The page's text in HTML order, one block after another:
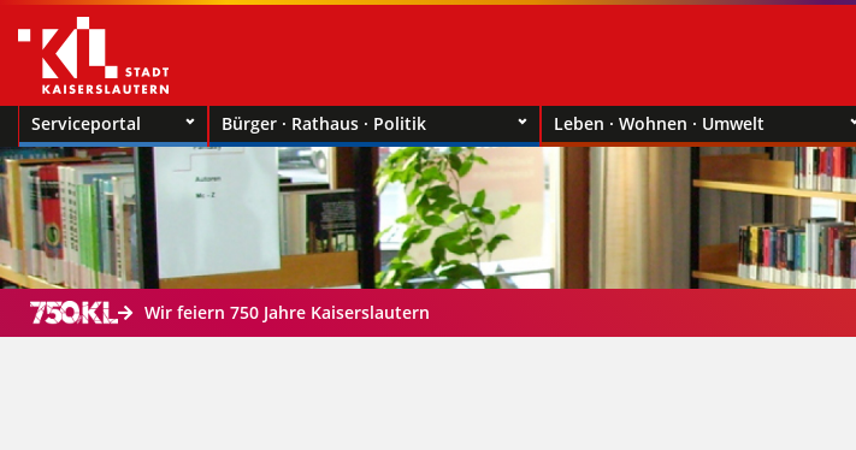
Serviceportal Bürger · Rathaus · Politik Leben · Wohnen · Umwelt
Wir feiern 750 Jahre Kaiserslautern